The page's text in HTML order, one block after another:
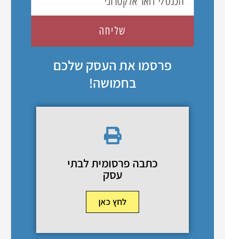
שליחה
פרסמו את העסק שלכם
בחמושה!
כתבה פרסומית לבתי
עסק
לחץ כאן